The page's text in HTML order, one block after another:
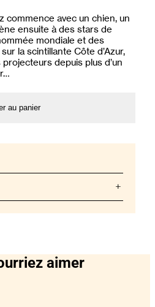
commence avec un chien, un
ensuite à des stars de
mondiale et des
la scintillante Côte d’Azur,
depuis plus d’un
au panier
commence avec un
Tropez brille sous les
demi-siècle, pour le
aimer